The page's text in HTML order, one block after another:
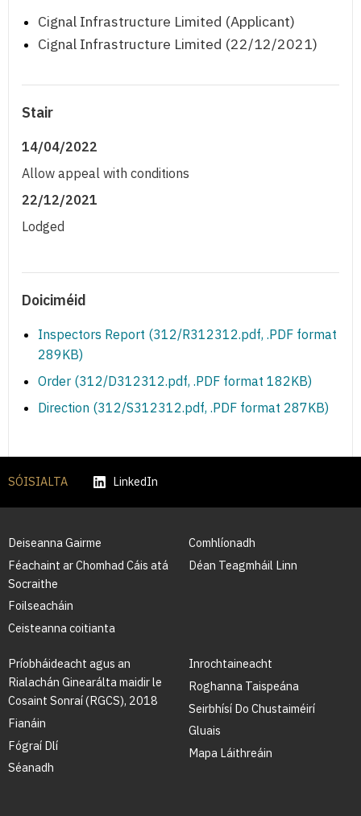
Cignal Infrastructure Limited (Applicant)
Cignal Infrastructure Limited (22/12/2021)
Stair
14/04/2022
Allow appeal with conditions
22/12/2021
Lodged
Doiciméid
Inspectors Report (312/R312312.pdf, .PDF format
289KB)
Order (312/D312312.pdf, .PDF format 182KB)
Direction (312/S312312.pdf, .PDF format 287KB)
SÓISIALTA LinkedIn
Deiseanna Gairme
Féachaint ar Chomhad Cáis atá
Socraithe
Foilseacháin
Ceisteanna coitianta
Comhlíonadh
Déan Teagmháil Linn
Príobháideacht agus an
Rialachán Ginearálta maidir le
Cosaint Sonraí (RGCS), 2018
Fianáin
Fógraí Dlí
Séanadh
Inrochtaineacht
Roghanna Taispeána
Seirbhísí Do Chustaiméirí
Gluais
Mapa Láithreáin